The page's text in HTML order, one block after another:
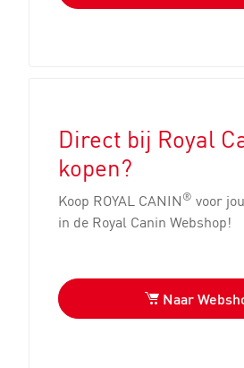
Direct bij Royal
kopen?
Koop ROYAL CANIN® voor
in de Royal Canin Webshop!
Naar